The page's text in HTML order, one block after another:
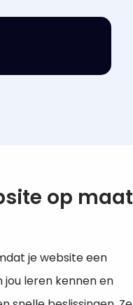
op maat
je website een
leren kennen en